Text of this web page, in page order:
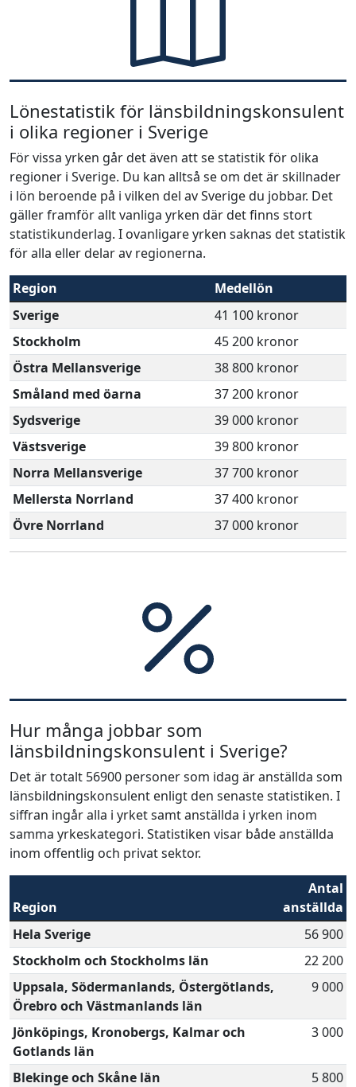
Lönestatistik för länsbildningskonsulent
i olika regioner i Sverige
För vissa yrken går det även att se statistik för olika
regioner i Sverige. Du kan alltså se om det är skillnader
i lön beroende på i vilken del av Sverige du jobbar. Det
gäller framför allt vanliga yrken där det finns stort
statistikunderlag. I ovanligare yrken saknas det statistik
för alla eller delar av regionerna.
Region
Medellön
Sverige
41 100 kronor
Stockholm
45 200 kronor
Östra Mellansverige
38 800 kronor
Småland med öarna
37 200 kronor
Sydsverige
39 000 kronor
Västsverige
39 800 kronor
Norra Mellansverige
37 700 kronor
Mellersta Norrland
37 400 kronor
Övre Norrland
37 000 kronor
Hur många jobbar som
länsbildningskonsulent i Sverige?
Det är totalt 56900 personer som idag är anställda som
länsbildningskonsulent enligt den senaste statistiken. I
siffran ingår alla i yrket samt anställda i yrken inom
samma yrkeskategori. Statistiken visar både anställda
inom offentlig och privat sektor.
Region
Antal
anställda
Hela Sverige
56 900
Stockholm och Stockholms län
22 200
Uppsala, Södermanlands, Östergötlands,
Örebro och Västmanlands län
9 000
Jönköpings, Kronobergs, Kalmar och
Gotlands län
3 000
Blekinge och Skåne län
5 800